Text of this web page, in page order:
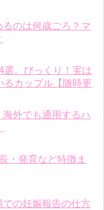
のは何歳ごろ？マ
選。びっくり！実は
るカップル【随時更
外でも通用するハ
・発育など特徴ま
での妊娠報告の仕方